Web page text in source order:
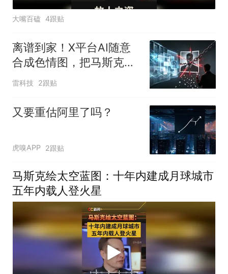
大嘴百磕 4跟贴
离谱到家！X平台AI随意
合成色情图，把马斯克孩
子妈给坑了
雷科技 2跟贴
又要重估阿里了吗？
虎嗅APP 2跟贴
马斯克绘太空蓝图：十年内建成月球城市
五年内载人登火星